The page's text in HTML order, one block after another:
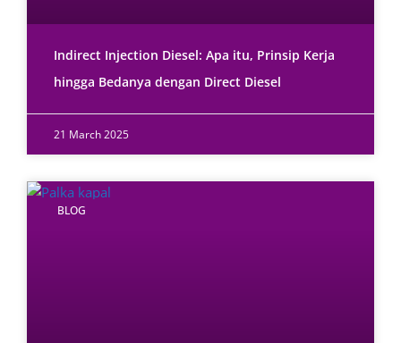
Indirect Injection Diesel: Apa itu, Prinsip Kerja
hingga Bedanya dengan Direct Diesel
21 March 2025
BLOG